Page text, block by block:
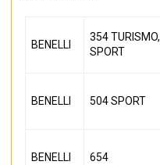
BENELLI
354 TURISMO,
SPORT
BENELLI 504 SPORT
BENELLI 654